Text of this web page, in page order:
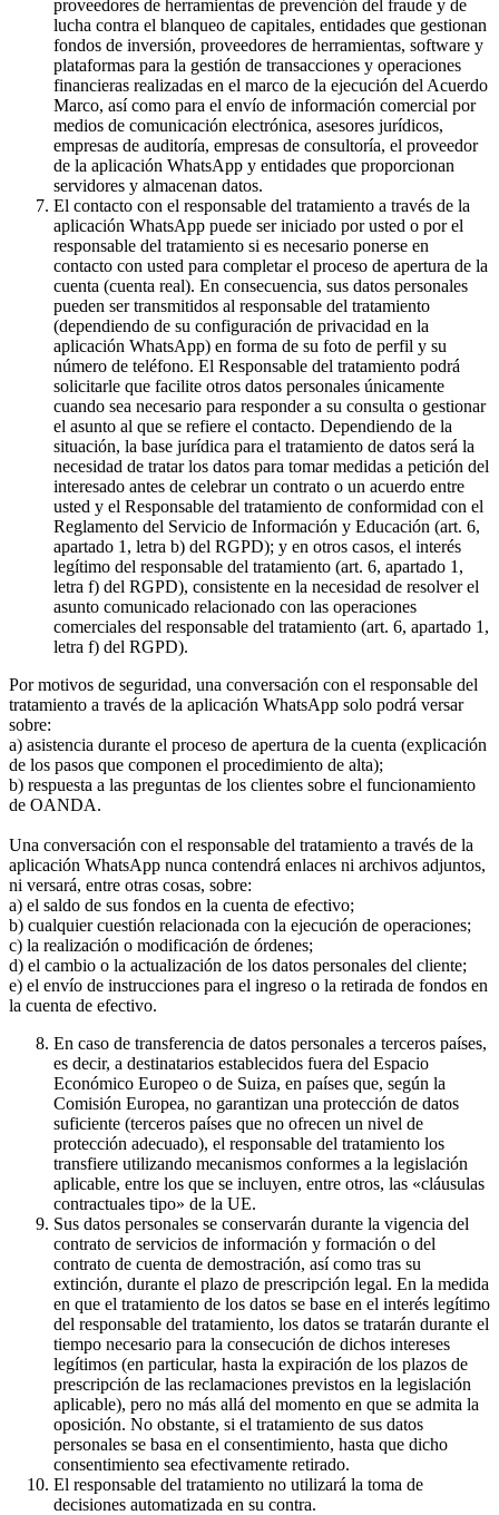
proveedores de herramientas de prevención del fraude y de
lucha contra el blanqueo de capitales, entidades que gestionan
fondos de inversión, proveedores de herramientas, software y
plataformas para la gestión de transacciones y operaciones
financieras realizadas en el marco de la ejecución del Acuerdo
Marco, así como para el envío de información comercial por
medios de comunicación electrónica, asesores jurídicos,
empresas de auditoría, empresas de consultoría, el proveedor
de la aplicación WhatsApp y entidades que proporcionan
servidores y almacenan datos.
El contacto con el responsable del tratamiento a través de la
aplicación WhatsApp puede ser iniciado por usted o por el
responsable del tratamiento si es necesario ponerse en
contacto con usted para completar el proceso de apertura de la
cuenta (cuenta real). En consecuencia, sus datos personales
pueden ser transmitidos al responsable del tratamiento
(dependiendo de su configuración de privacidad en la
aplicación WhatsApp) en forma de su foto de perfil y su
número de teléfono. El Responsable del tratamiento podrá
solicitarle que facilite otros datos personales únicamente
cuando sea necesario para responder a su consulta o gestionar
el asunto al que se refiere el contacto. Dependiendo de la
situación, la base jurídica para el tratamiento de datos será la
necesidad de tratar los datos para tomar medidas a petición del
interesado antes de celebrar un contrato o un acuerdo entre
usted y el Responsable del tratamiento de conformidad con el
Reglamento del Servicio de Información y Educación (art. 6,
apartado 1, letra b) del RGPD); y en otros casos, el interés
legítimo del responsable del tratamiento (art. 6, apartado 1,
letra f) del RGPD), consistente en la necesidad de resolver el
asunto comunicado relacionado con las operaciones
comerciales del responsable del tratamiento (art. 6, apartado 1,
letra f) del RGPD).
Por motivos de seguridad, una conversación con el responsable del
tratamiento a través de la aplicación WhatsApp solo podrá versar
sobre:
a) asistencia durante el proceso de apertura de la cuenta (explicación
de los pasos que componen el procedimiento de alta);
b) respuesta a las preguntas de los clientes sobre el funcionamiento
de OANDA.
Una conversación con el responsable del tratamiento a través de la
aplicación WhatsApp nunca contendrá enlaces ni archivos adjuntos,
ni versará, entre otras cosas, sobre:
a) el saldo de sus fondos en la cuenta de efectivo;
b) cualquier cuestión relacionada con la ejecución de operaciones;
c) la realización o modificación de órdenes;
d) el cambio o la actualización de los datos personales del cliente;
e) el envío de instrucciones para el ingreso o la retirada de fondos en
la cuenta de efectivo.
En caso de transferencia de datos personales a terceros países,
es decir, a destinatarios establecidos fuera del Espacio
Económico Europeo o de Suiza, en países que, según la
Comisión Europea, no garantizan una protección de datos
suficiente (terceros países que no ofrecen un nivel de
protección adecuado), el responsable del tratamiento los
transfiere utilizando mecanismos conformes a la legislación
aplicable, entre los que se incluyen, entre otros, las «cláusulas
contractuales tipo» de la UE.
Sus datos personales se conservarán durante la vigencia del
contrato de servicios de información y formación o del
contrato de cuenta de demostración, así como tras su
extinción, durante el plazo de prescripción legal. En la medida
en que el tratamiento de los datos se base en el interés legítimo
del responsable del tratamiento, los datos se tratarán durante el
tiempo necesario para la consecución de dichos intereses
legítimos (en particular, hasta la expiración de los plazos de
prescripción de las reclamaciones previstos en la legislación
aplicable), pero no más allá del momento en que se admita la
oposición. No obstante, si el tratamiento de sus datos
personales se basa en el consentimiento, hasta que dicho
consentimiento sea efectivamente retirado.
El responsable del tratamiento no utilizará la toma de
decisiones automatizada en su contra.